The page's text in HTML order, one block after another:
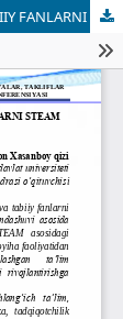
BOSHLANG‘ICH SINFLARDA MATEMATIKA VA TABIIY FANLARNI STEAM ASOSIDA INTEGRATSIYALASH